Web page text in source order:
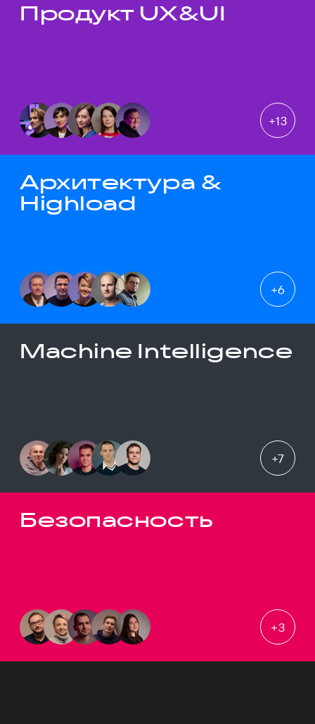
Темы докладов
Продукт UX&UI
+13
Архитектура &
Highload
+6
Machine Intelligence
+7
Безопасность
+3